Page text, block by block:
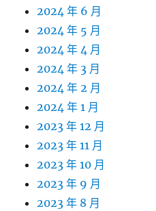
2024 年 6 月
2024 年 5 月
2024 年 4 月
2024 年 3 月
2024 年 2 月
2024 年 1 月
2023 年 12 月
2023 年 11 月
2023 年 10 月
2023 年 9 月
2023 年 8 月